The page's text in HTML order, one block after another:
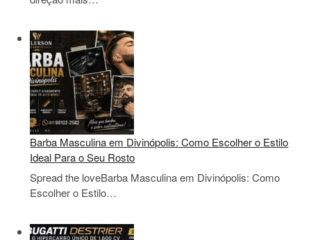
Barba Masculina em Divinópolis: Como Escolher o Estilo
Ideal Para o Seu Rosto
Spread the loveBarba Masculina em Divinópolis: Como
Escolher o Estilo…